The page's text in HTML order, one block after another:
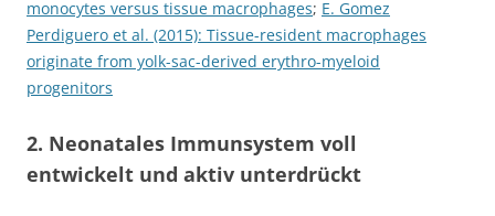
monocytes versus tissue macrophages; E. Gomez
Perdiguero et al. (2015): Tissue-resident macrophages
originate from yolk-sac-derived erythro-myeloid
progenitors
2. Neonatales Immunsystem voll
entwickelt und aktiv unterdrückt